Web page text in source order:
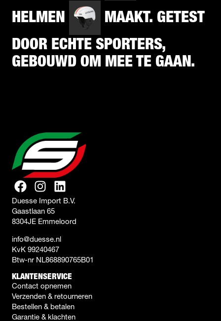
HELMEN
MAAKT. GETEST
DOOR ECHTE SPORTERS,
GEBOUWD OM MEE TE GAAN.
Duesse Import B.V.
Gaastlaan 65
8304JE Emmeloord
info@duesse.nl
KvK 99240467
Btw-nr NL868890765B01
KLANTENSERVICE
Contact opnemen
Verzenden & retourneren
Bestellen & betalen
Garantie & klachten